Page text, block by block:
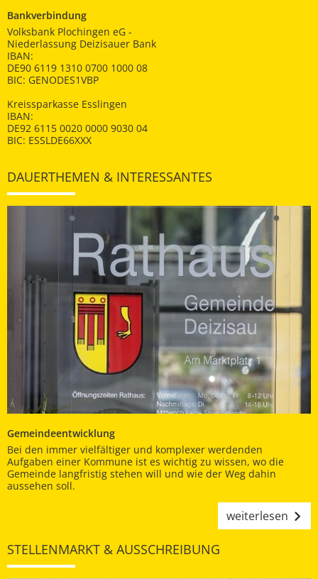
Bankverbindung
Volksbank Plochingen eG -
Niederlassung Deizisauer Bank
IBAN:
DE90 6119 1310 0700 1000 08
BIC: GENODES1VBP
Kreissparkasse Esslingen
IBAN:
DE92 6115 0020 0000 9030 04
BIC: ESSLDE66XXX
DAUERTHEMEN & INTERESSANTES
Gemeindeentwicklung
Bei den immer vielfältiger und komplexer werdenden
Aufgaben einer Kommune ist es wichtig zu wissen, wo die
Gemeinde langfristig stehen will und wie der Weg dahin
aussehen soll.
weiterlesen
STELLENMARKT & AUSSCHREIBUNG